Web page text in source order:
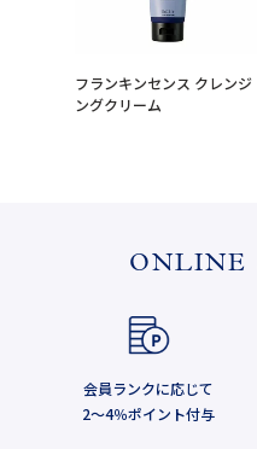
フランキンセンス クレンジ
ングクリーム
ONLINE
会員ランクに応じて
2～4％ポイント付与